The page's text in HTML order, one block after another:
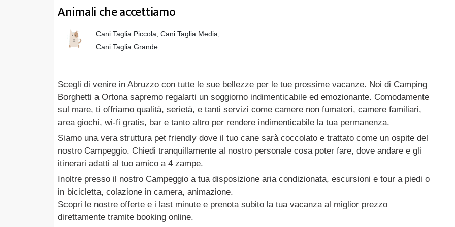
Animali che accettiamo
Cani Taglia Piccola, Cani Taglia Media,
Cani Taglia Grande
Scegli di venire in Abruzzo con tutte le sue bellezze per le tue prossime vacanze. Noi di Camping
Borghetti a Ortona sapremo regalarti un soggiorno indimenticabile ed emozionante. Comodamente
sul mare, ti offriamo qualità, serietà, e tanti servizi come camere non fumatori, camere familiari,
area giochi, wi-fi gratis, bar e tanto altro per rendere indimenticabile la tua permanenza.
Siamo una vera struttura pet friendly dove il tuo cane sarà coccolato e trattato come un ospite del
nostro Campeggio. Chiedi tranquillamente al nostro personale cosa poter fare, dove andare e gli
itinerari adatti al tuo amico a 4 zampe.
Inoltre presso il nostro Campeggio a tua disposizione aria condizionata, escursioni e tour a piedi o
in bicicletta, colazione in camera, animazione.
Scopri le nostre offerte e i last minute e prenota subito la tua vacanza al miglior prezzo
direttamente tramite booking online.